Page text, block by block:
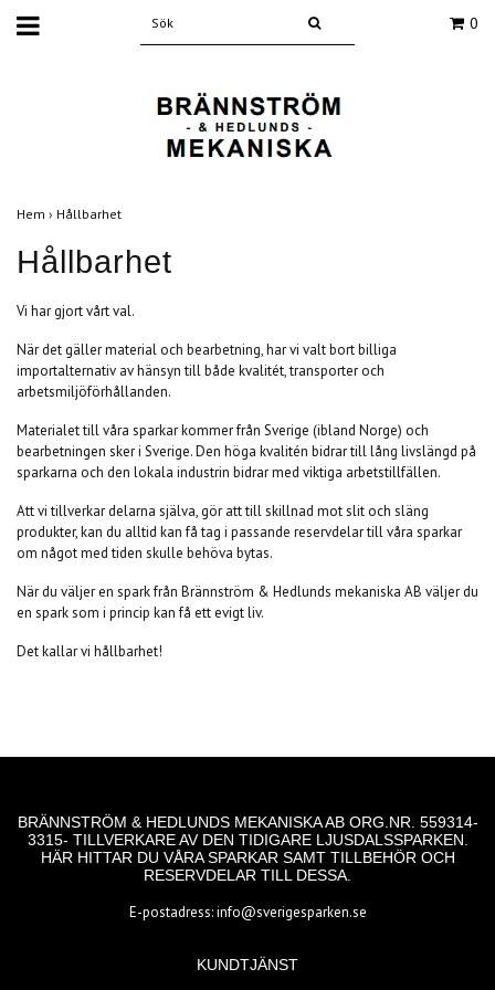
0
Hem › Hållbarhet
Hållbarhet
Vi har gjort vårt val.
När det gäller material och bearbetning, har vi valt bort billiga
importalternativ av hänsyn till både kvalitét, transporter och
arbetsmiljöförhållanden.
Materialet till våra sparkar kommer från Sverige (ibland Norge) och
bearbetningen sker i Sverige. Den höga kvalitén bidrar till lång livslängd på
sparkarna och den lokala industrin bidrar med viktiga arbetstillfällen.
Att vi tillverkar delarna själva, gör att till skillnad mot slit och släng
produkter, kan du alltid kan få tag i passande reservdelar till våra sparkar
om något med tiden skulle behöva bytas.
När du väljer en spark från Brännström & Hedlunds mekaniska AB väljer du
en spark som i princip kan få ett evigt liv.
Det kallar vi hållbarhet!
BRÄNNSTRÖM & HEDLUNDS MEKANISKA AB ORG.NR. 559314-
3315- TILLVERKARE AV DEN TIDIGARE LJUSDALSSPARKEN.
HÄR HITTAR DU VÅRA SPARKAR SAMT TILLBEHÖR OCH
RESERVDELAR TILL DESSA.
E-postadress:info@sverigesparken.se
KUNDTJÄNST